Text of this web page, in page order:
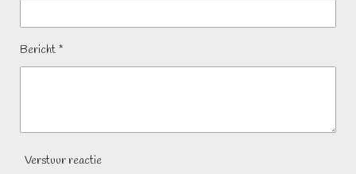
Bericht *
Verstuur reactie